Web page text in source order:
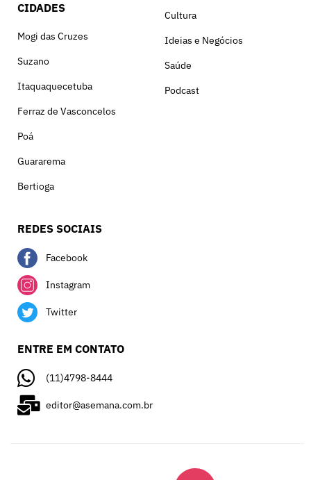
CIDADES
Mogi das Cruzes
Suzano
Itaquaquecetuba
Ferraz de Vasconcelos
Poá
Guararema
Bertioga
Cultura
Ideias e Negócios
Saúde
Podcast
REDES SOCIAIS
Facebook
Instagram
Twitter
ENTRE EM CONTATO
(11)4798-8444
editor@asemana.com.br